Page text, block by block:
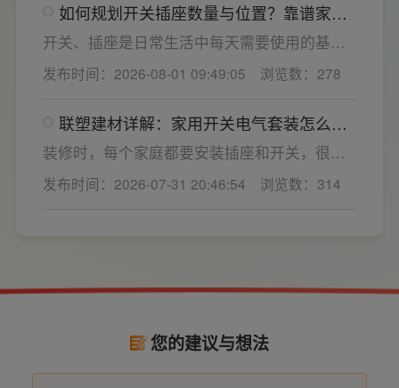
一站式配齐全屋电气产品，选择综合实力过硬
的家用开关电气套装厂家，可以同时搞定开关
购与售后更省心。
如何规划开关插座数量与位置？靠谱家用
开关电气套装品牌怎么选？
开关、插座是日常生活中每天需要使用的基础
电气配件。随着家用电器的普及，需要的电源
插座和开关也会越来越多。装修前期除了规划
关键。如果装修时开关、插座的数量设置不
够，或者开关、插座的位置设置不合理，会给
隐患。 所以装修前一定要精心规划开关、插座
发布时间：2026-08-01 09:49:05 浏览数：278
联塑建材详解：家用开关电气套装怎么
选，开关插座怎么安装更安全
装修时，每个家庭都要安装插座和开关，很多
业主在挑选家用开关电气套装之后，并不清楚
插座、开关合理的离地高度以及规范的安装方
发布时间：2026-07-31 20:46:54 浏览数：314
您的建议与想法